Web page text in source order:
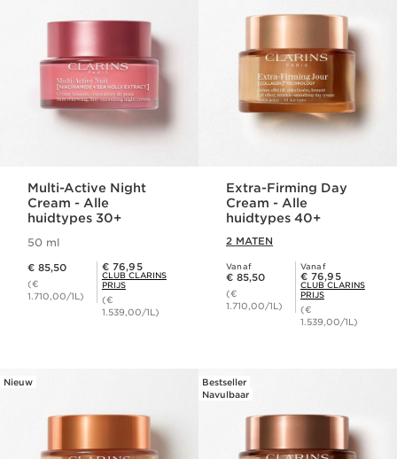
Multi-Active Night
Cream - Alle
huidtypes 30+
50 ml
€ 85,50
(€
1.710,00/1L)
Club Clarins Prijs € 76,95
€ 76,95
CLUB CLARINS
PRIJS
(€
1.539,00/1L)
Extra-Firming Day
Cream - Alle
huidtypes 40+
2 MATEN
Vanaf
Dit is nu de prijs € 85,50
€ 85,50
(€
1.710,00/1L)
Vanaf
Club Clarins Prijs € 76,95
€ 76,95
CLUB CLARINS
PRIJS
(€
1.539,00/1L)
Nieuw
Bestseller
Navulbaar